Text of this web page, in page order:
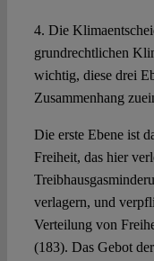
4. Die
grundrechtlichen
wichtig, diese drei
Zusammenhang
Die erste Ebene ist
Freiheit, das hier
verlagern, und
Verteilung von
(183). Das Gebot